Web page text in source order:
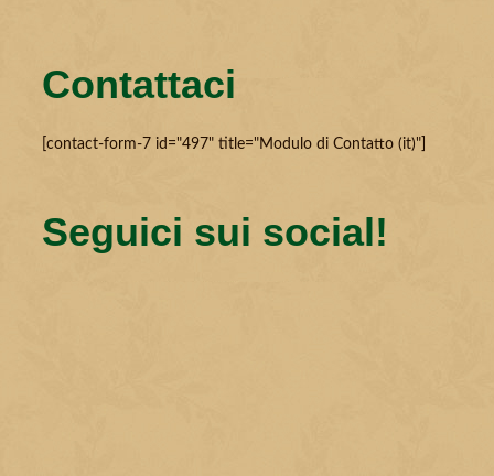
Contattaci
[contact-form-7 id="497" title="Modulo di Contatto (it)"]
Seguici sui social!